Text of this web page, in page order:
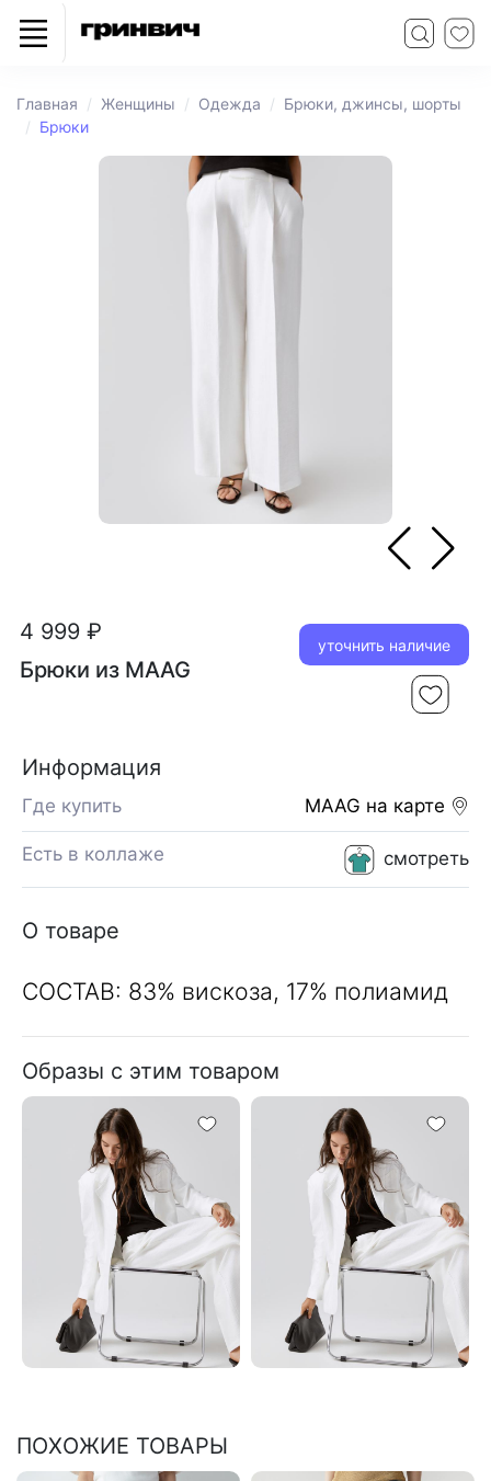
Главная Женщины Одежда
Брюки, джинсы, шорты
Брюки
4 999 ₽
Брюки из MAAG
уточнить наличие
Информация
MAAG на карте
Где купить
смотреть
Есть в коллаже
О товаре
СОСТАВ: 83% вискоза, 17% полиамид
Образы с этим товаром
ПОХОЖИЕ ТОВАРЫ